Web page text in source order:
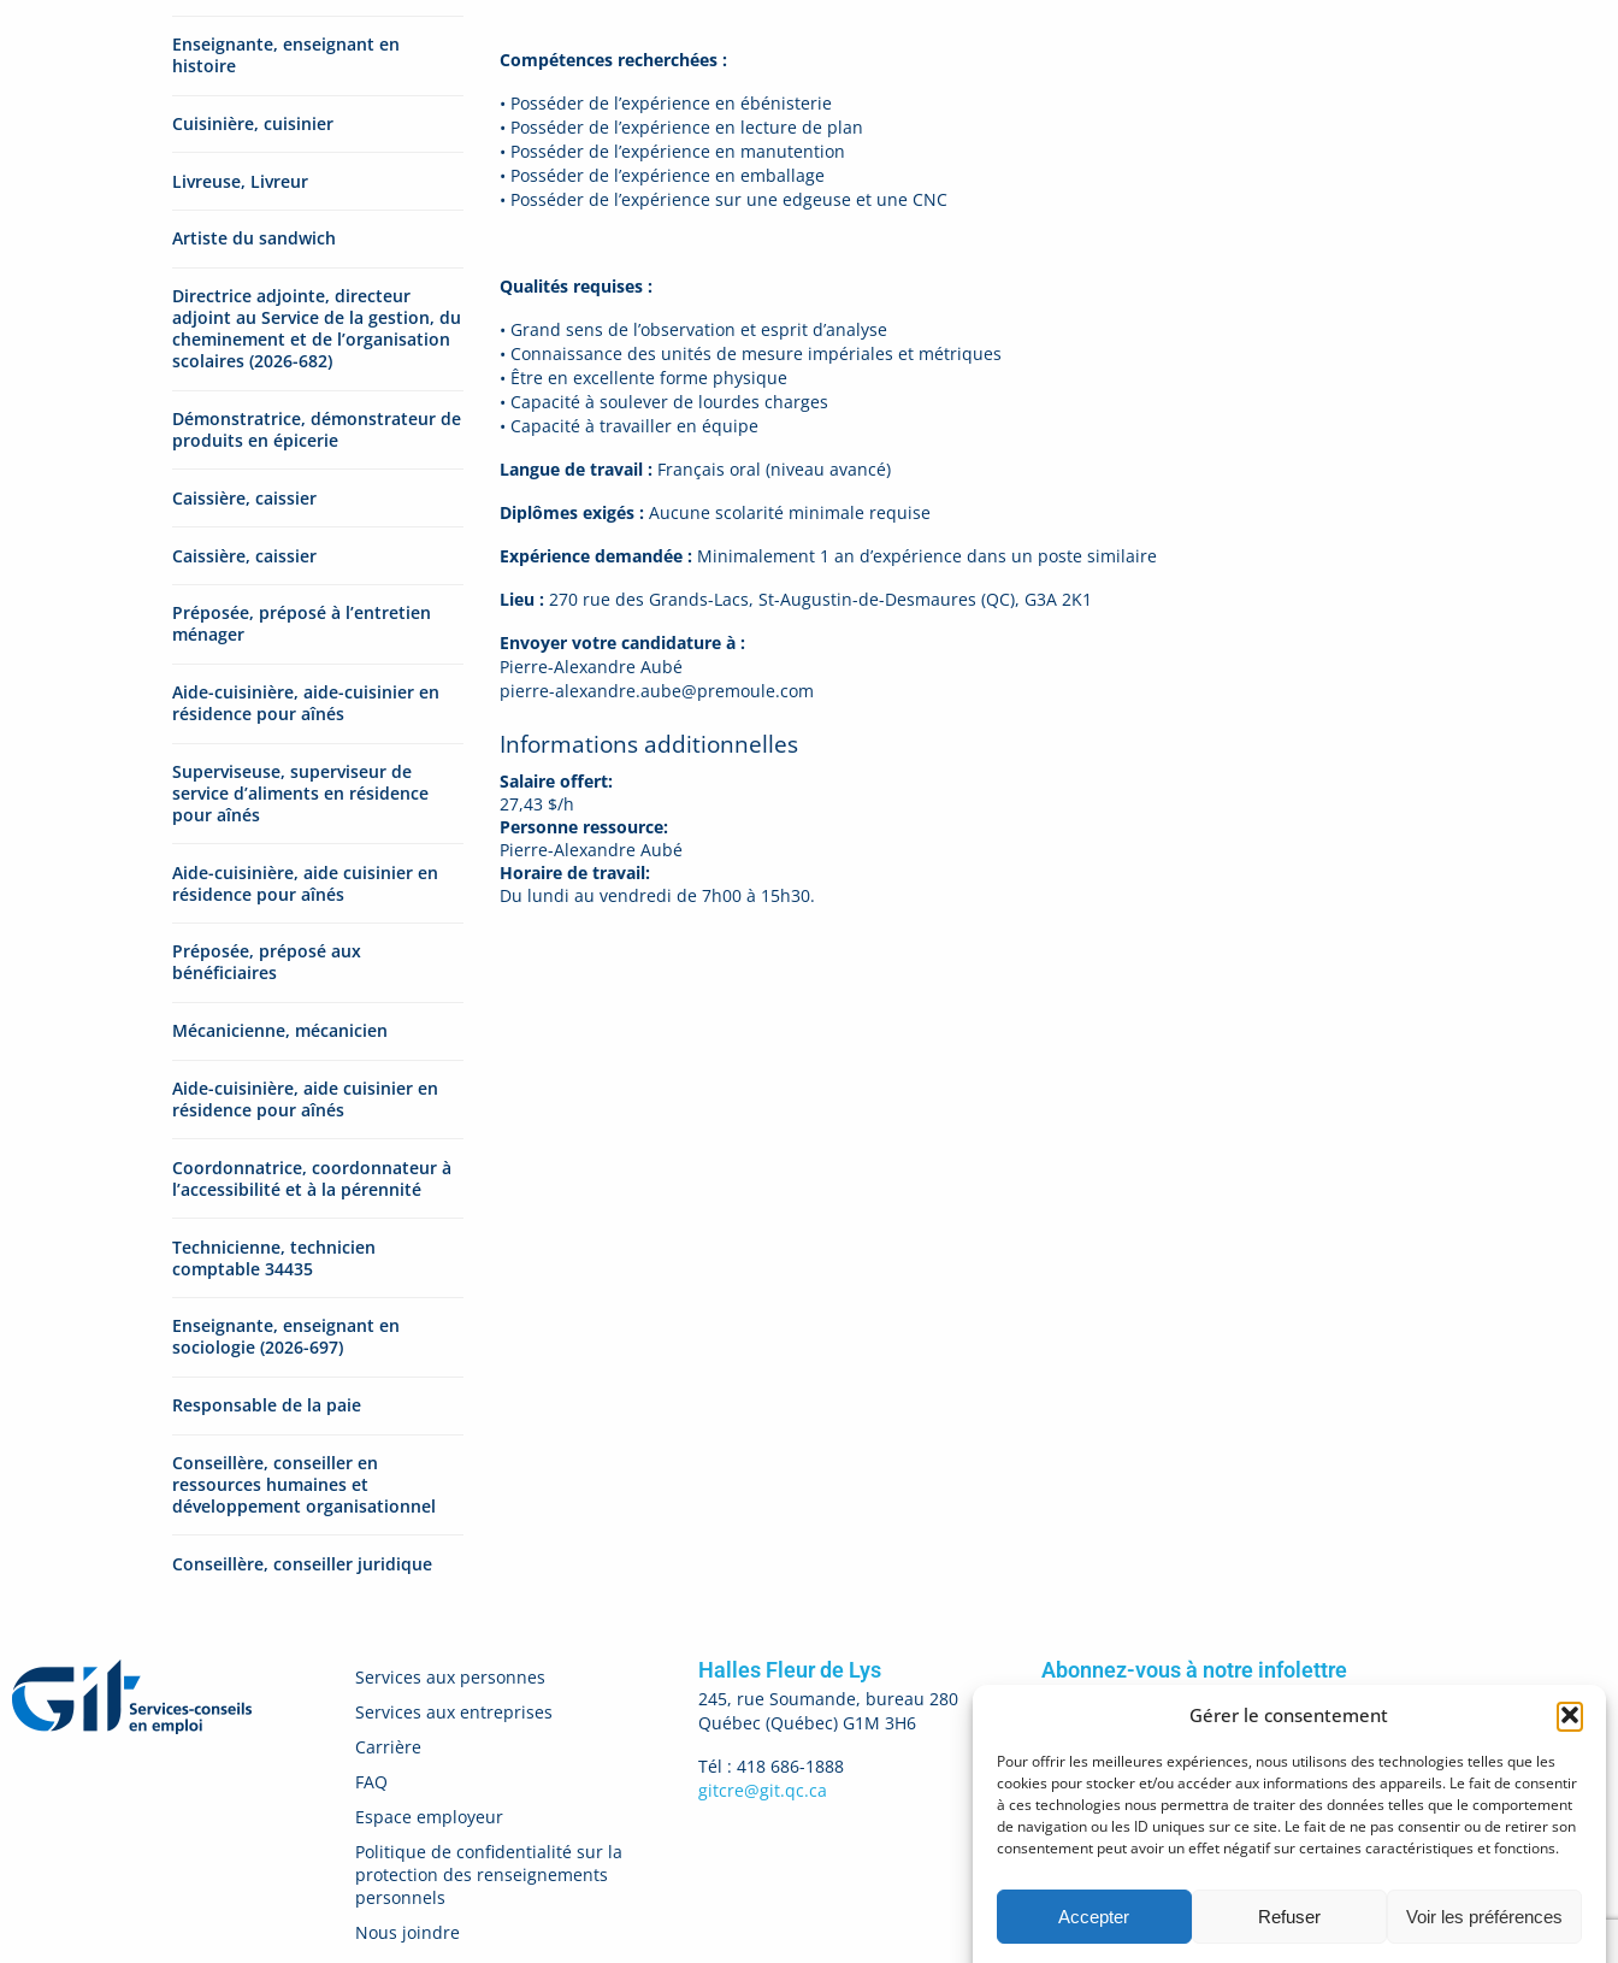
Gérer le consentement
Pour offrir les meilleures expériences, nous utilisons des technologies telles que les
cookies pour stocker et/ou accéder aux informations des appareils. Le fait de consentir
à ces technologies nous permettra de traiter des données telles que le comportement
de navigation ou les ID uniques sur ce site. Le fait de ne pas consentir ou de retirer son
consentement peut avoir un effet négatif sur certaines caractéristiques et fonctions.
Accepter Refuser Voir les préférences
Enseignante, enseignant en
histoire
Cuisinière, cuisinier
Livreuse, Livreur
Artiste du sandwich
Directrice adjointe, directeur
adjoint au Service de la gestion, du
cheminement et de l’organisation
scolaires (2026-682)
Démonstratrice, démonstrateur de
produits en épicerie
Caissière, caissier
Caissière, caissier
Préposée, préposé à l’entretien
ménager
Aide-cuisinière, aide-cuisinier en
résidence pour aînés
Superviseuse, superviseur de
service d’aliments en résidence
pour aînés
Aide-cuisinière, aide cuisinier en
résidence pour aînés
Préposée, préposé aux
bénéficiaires
Mécanicienne, mécanicien
Aide-cuisinière, aide cuisinier en
résidence pour aînés
Coordonnatrice, coordonnateur à
l’accessibilité et à la pérennité
Technicienne, technicien
comptable 34435
Enseignante, enseignant en
sociologie (2026-697)
Responsable de la paie
Conseillère, conseiller en
ressources humaines et
développement organisationnel
Conseillère, conseiller juridique
Compétences recherchées :
• Posséder de l’expérience en ébénisterie
• Posséder de l’expérience en lecture de plan
• Posséder de l’expérience en manutention
• Posséder de l’expérience en emballage
• Posséder de l’expérience sur une edgeuse et une CNC
Qualités requises :
• Grand sens de l’observation et esprit d’analyse
• Connaissance des unités de mesure impériales et métriques
• Être en excellente forme physique
• Capacité à soulever de lourdes charges
• Capacité à travailler en équipe
Langue de travail : Français oral (niveau avancé)
Diplômes exigés : Aucune scolarité minimale requise
Expérience demandée : Minimalement 1 an d’expérience dans un poste similaire
Lieu : 270 rue des Grands-Lacs, St-Augustin-de-Desmaures (QC), G3A 2K1
Envoyer votre candidature à :
Pierre-Alexandre Aubé
pierre-alexandre.aube@premoule.com
Informations additionnelles
Salaire offert:
27,43 $/h
Personne ressource:
Pierre-Alexandre Aubé
Horaire de travail:
Du lundi au vendredi de 7h00 à 15h30.
Services aux personnes
Services aux entreprises
Carrière
FAQ
Espace employeur
Politique de confidentialité sur la
protection des renseignements
personnels
Nous joindre
Halles Fleur de Lys
245, rue Soumande, bureau 280
Québec (Québec) G1M 3H6
Tél : 418 686-1888
gitcre@git.qc.ca
Abonnez-vous à notre infolettre